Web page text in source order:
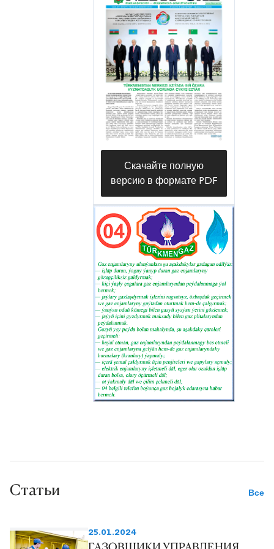
— Количество домохозяйств,
использующих природный газ в
нашем этрапе, превышает 15
тысяч, - говорит глава
организации газового
хозяйства «Халачэтрапгаз»
Ыхлас Абдыллаев. - В
беспрерывном обеспечении
жителей «голубым топливом»
задействованы более 110 наших
работников различной
квалификации, которые
осуществляют контроль над
слаженной эксплуатацией и
исправностью линий
газопроводов различного
давления общей
протяжённостью более 803
километра, а также 404 единиц
газораспределительных и
регуляторных установок. В
ближайшее время количество
домохозяйств, пользующихся
Скачайте полную
версию в формате PDF
Статьи Все
25.01.2024